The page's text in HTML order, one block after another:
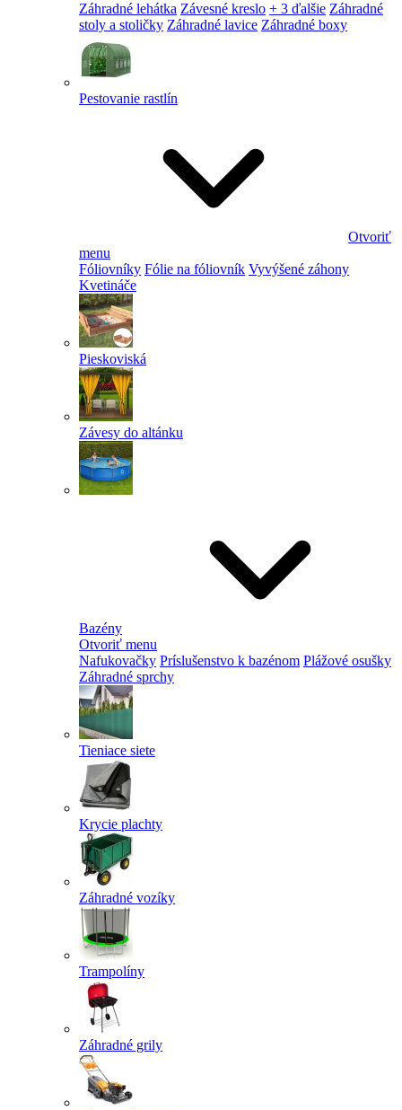
Záhradné lehátka Závesné kreslo + 3 ďalšie Záhradné
stoly a stoličky Záhradné lavice Záhradné boxy
Pestovanie rastlín
Otvoriť
menu
Fóliovníky Fólie na fóliovník Vyvýšené záhony
Kvetináče
Pieskoviská
Závesy do altánku
Bazény
Otvoriť menu
Nafukovačky Príslušenstvo k bazénom Plážové osušky
Záhradné sprchy
Tieniace siete
Krycie plachty
Záhradné vozíky
Trampolíny
Záhradné grily